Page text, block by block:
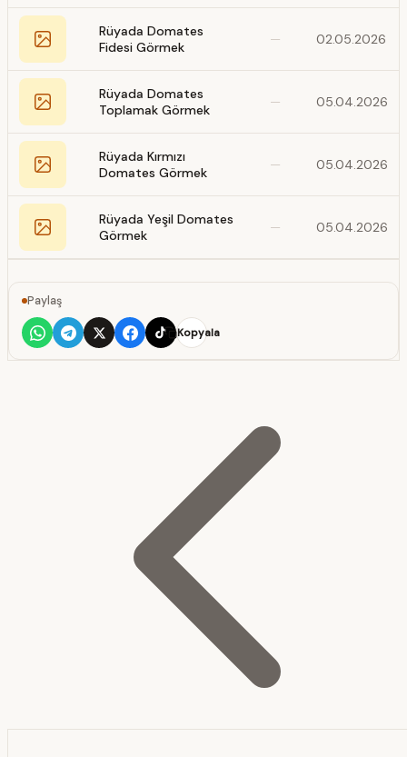
Rüyada Domates
Fidesi Görmek
— 02.05.2026
Rüyada Domates
Toplamak Görmek
— 05.04.2026
Rüyada Kırmızı
Domates Görmek
— 05.04.2026
Rüyada Yeşil Domates
Görmek
— 05.04.2026
Paylaş
Kopyala